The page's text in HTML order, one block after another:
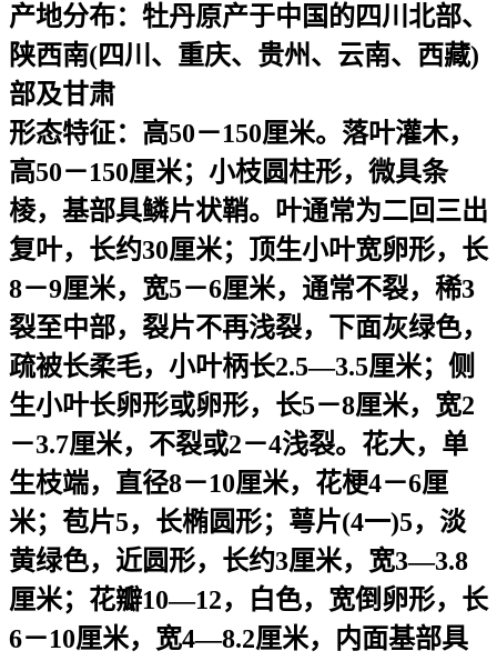
产地分布： 牡丹原产于中国的四川北部、
陕西南(四川、重庆、贵州、云南、西藏)
部及甘肃
形态特征： 高50－150厘米。落叶灌木，
高50－150厘米；小枝圆柱形，微具条
棱，基部具鳞片状鞘。叶通常为二回三出
复叶，长约30厘米；顶生小叶宽卵形，长
8－9厘米，宽5－6厘米，通常不裂，稀3
裂至中部，裂片不再浅裂，下面灰绿色，
疏被长柔毛，小叶柄长2.5—3.5厘米；侧
生小叶长卵形或卵形，长5－8厘米，宽2
－3.7厘米，不裂或2－4浅裂。花大，单
生枝端，直径8－10厘米，花梗4－6厘
米；苞片5，长椭圆形；萼片(4一)5，淡
黄绿色，近圆形，长约3厘米，宽3—3.8
厘米；花瓣10—12，白色，宽倒卵形，长
6－10厘米，宽4—8.2厘米，内面基部具